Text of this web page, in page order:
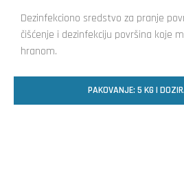
Dezinfekciono sredstvo za pranje
čišćenje i dezinfekciju površina koje
hranom.
PAKOVANJE: 5 KG |